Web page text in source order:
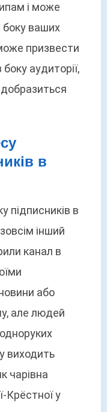
і може
боку ваших
призвести
аудиторії,
в
підписників в
інший
канал в
або
але людей
виходить
чарівна
Крёстної у